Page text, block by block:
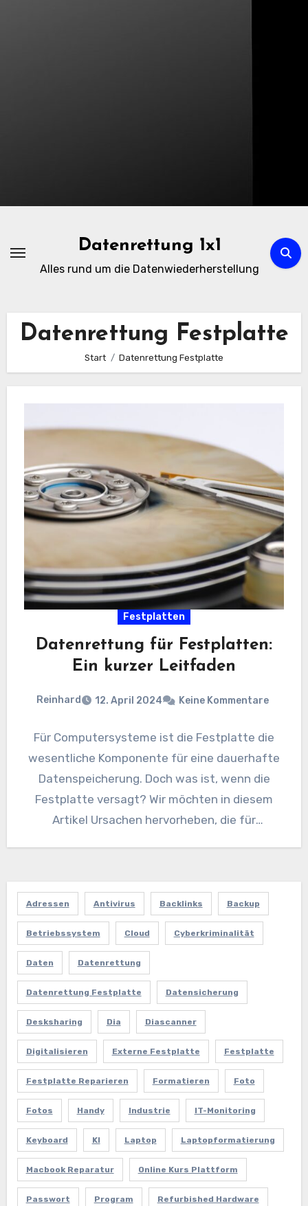
Datenrettung 1x1
Alles rund um die Datenwiederherstellung
Datenrettung Festplatte
Start Datenrettung Festplatte
Festplatten
Datenrettung für Festplatten:
Ein kurzer Leitfaden
Reinhard 12. April 2024 Keine Kommentare
Für Computersysteme ist die Festplatte die
wesentliche Komponente für eine dauerhafte
Datenspeicherung. Doch was ist, wenn die
Festplatte versagt? Wir möchten in diesem
Artikel Ursachen hervorheben, die für
Adressen Antivirus Backlinks Backup
Betriebssystem Cloud Cyberkriminalität
Daten Datenrettung
Datenrettung Festplatte Datensicherung
Desksharing Dia Diascanner
Digitalisieren Externe Festplatte Festplatte
Festplatte Reparieren Formatieren Foto
Fotos Handy Industrie IT-Monitoring
Keyboard KI Laptop Laptopformatierung
Macbook Reparatur Online Kurs Plattform
Passwort Program Refurbished Hardware